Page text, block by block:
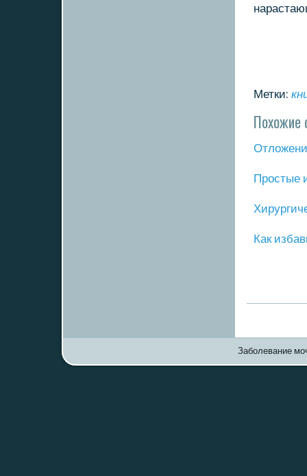
Метки:
Похожие
Прοстые
Как
Заболевание